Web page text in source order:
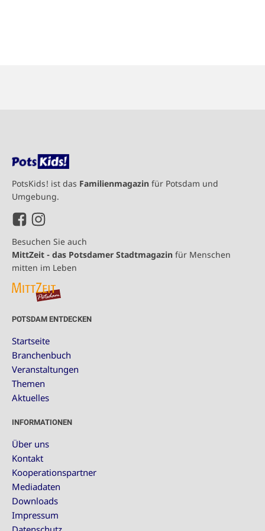
PotsKids! ist das Familienmagazin für Potsdam und
Umgebung.
Besuchen Sie auch
MittZeit - das Potsdamer Stadtmagazin für Menschen
mitten im Leben
POTSDAM ENTDECKEN
Startseite
Branchenbuch
Veranstaltungen
Themen
Aktuelles
INFORMATIONEN
Über uns
Kontakt
Kooperationspartner
Mediadaten
Downloads
Impressum